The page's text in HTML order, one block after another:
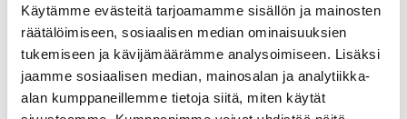
Käytämme evästeitä tarjoamamme sisällön ja mainosten
räätälöimiseen, sosiaalisen median ominaisuuksien
tukemiseen ja kävijämäärämme analysoimiseen. Lisäksi
jaamme sosiaalisen median, mainosalan ja analytiikka-
alan kumppaneillemme tietoja siitä, miten käytät
Joutsenon riistanhoitoyhdistys
Kaakkois-Suomi
0504068876
joutseno@rhy.riista.fi